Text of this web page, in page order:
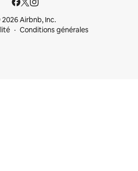
Airbnb, Inc.
Conditions générales